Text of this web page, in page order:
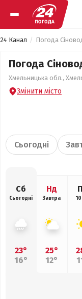
24 Канал Погода
Погода
Хмельницька обл.,
Змінити місто
Сьогодні
Сб
Сьогодні
23°
16°
Нд
Завтра
25°
12°